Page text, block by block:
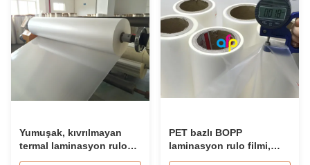
Yumuşak, kıvrılmayan
termal laminasyon rulo
filmi 350mm*3000m
PET bazlı BOPP
laminasyon rulo filmi,
çoklu ekstrüzyon açık